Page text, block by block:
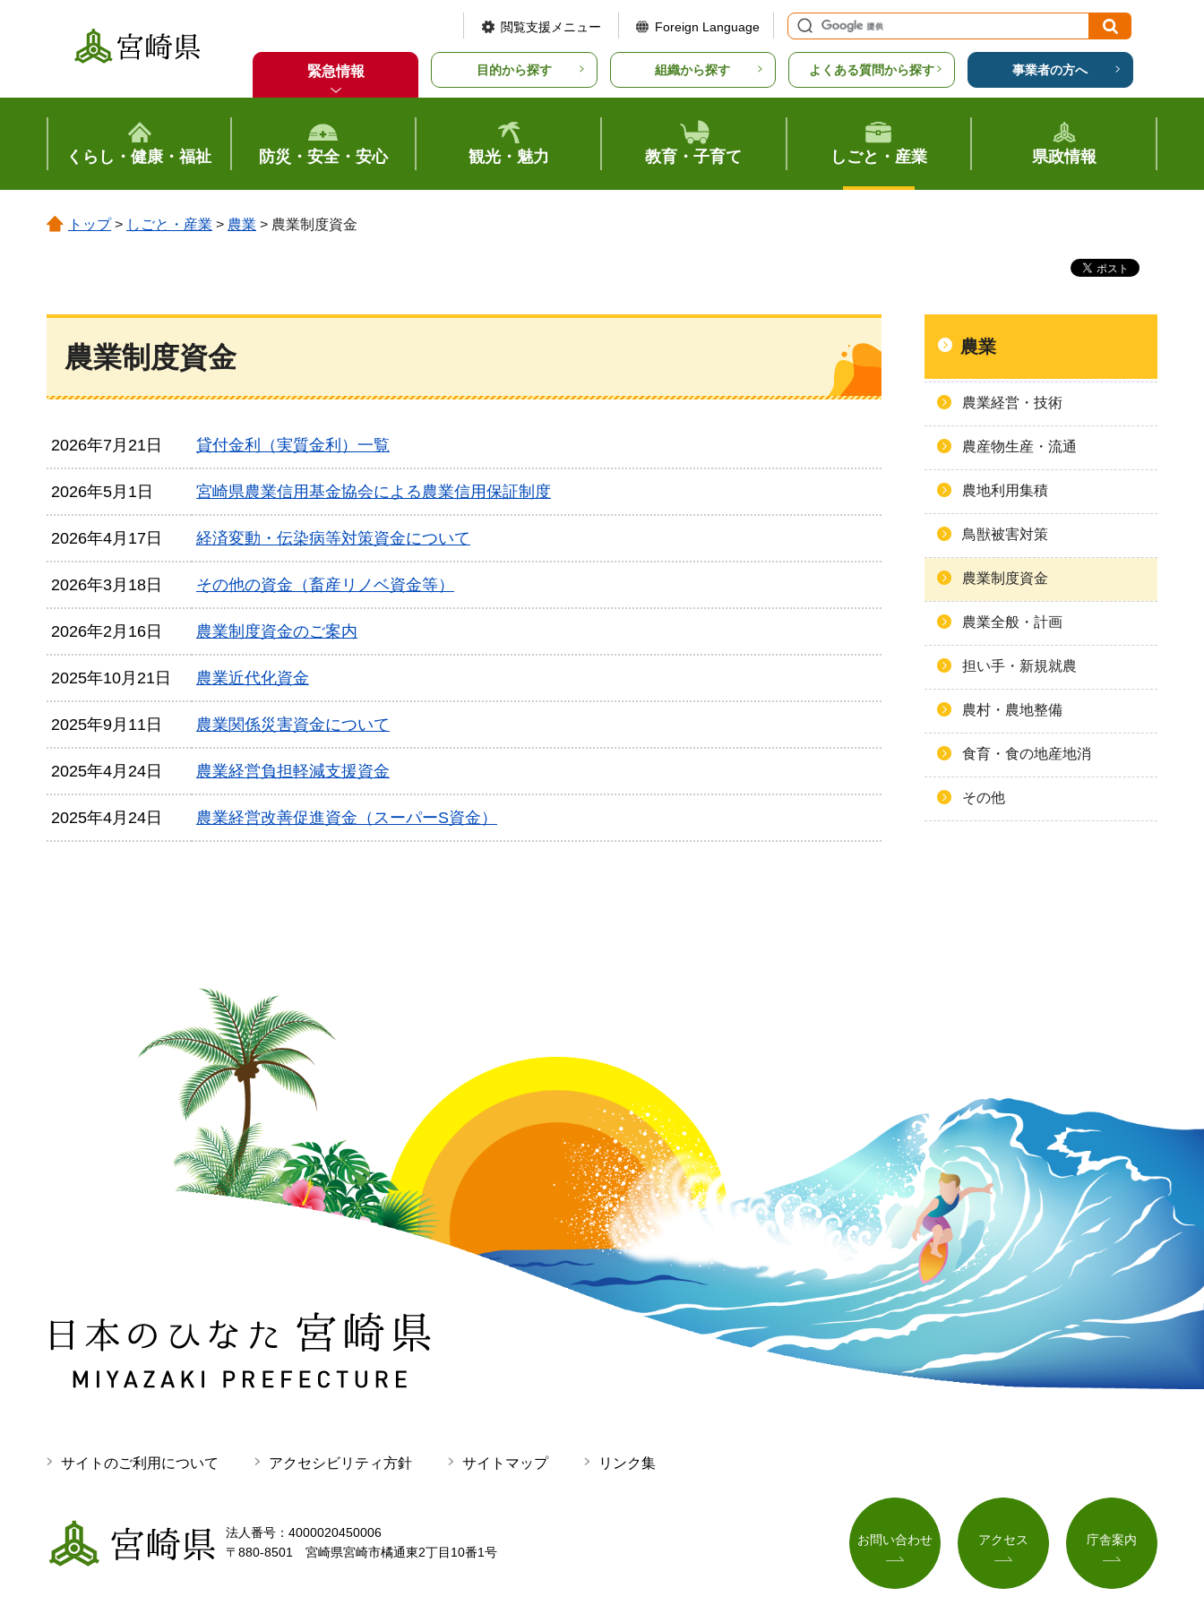
宮崎県
閲覧支援メニュー Foreign Language
緊急情報 目的から探す 組織から探す よくある質問から探す 事業者の方へ
くらし・健康・福祉 防災・安全・安心 観光・魅力 教育・子育て しごと・産業 県政情報
トップ> しごと・産業 > 農業 > 農業制度資金
農業制度資金
2026年7月21日 貸付金利（実質金利）一覧
2026年5月1日 宮崎県農業信用基金協会による農業信用保証制度
2026年4月17日 経済変動・伝染病等対策資金について
2026年3月18日 その他の資金（畜産リノベ資金等）
2026年2月16日 農業制度資金のご案内
2025年10月21日 農業近代化資金
2025年9月11日 農業関係災害資金について
2025年4月24日 農業経営負担軽減支援資金
2025年4月24日 農業経営改善促進資金（スーパーS資金）
農業
農業経営・技術
農産物生産・流通
農地利用集積
鳥獣被害対策
農業制度資金
農業全般・計画
担い手・新規就農
農村・農地整備
食育・食の地産地消
その他
日本のひなた 宮崎県 MIYAZAKI PREFECTURE
サイトのご利用について アクセシビリティ方針 サイトマップ リンク集
宮崎県
法人番号：4000020450006
〒880-8501 宮崎県宮崎市橘通東2丁目10番1号
お問い合わせ アクセス 庁舎案内